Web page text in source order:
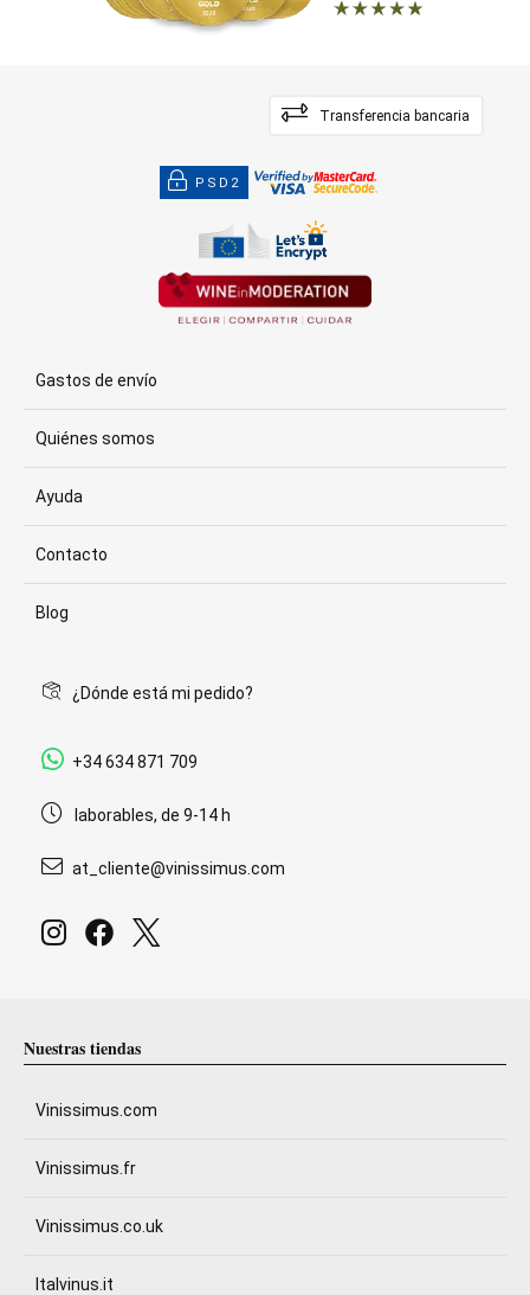
Transferencia bancaria
PSD2
Gastos de envío
Quiénes somos
Ayuda
Contacto
Blog
¿Dónde está mi pedido?
+34 634 871 709
laborables, de 9-14 h
at_cliente@vinissimus.com
Nuestras tiendas
Vinissimus.com
Vinissimus.fr
Vinissimus.co.uk
Italvinus.it